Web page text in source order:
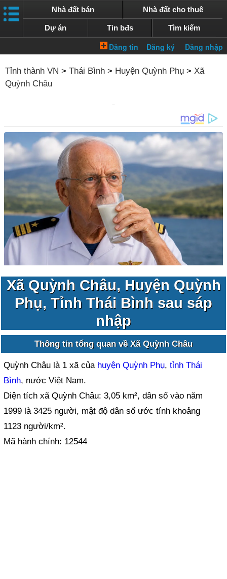
Nhà đất bán Nhà đất cho thuê
Dự án Tin bđs Tìm kiếm
Tỉnh thành VN > Thái Bình > Huyện Quỳnh Phụ > Xã
Quỳnh Châu
Xã Quỳnh Châu, Huyện Quỳnh
Phụ, Tỉnh Thái Bình sau sáp
nhập
Thông tin tổng quan về Xã Quỳnh Châu
Quỳnh Châu là 1 xã của huyện Quỳnh Phụ,tỉnh Thái
Bình, nước Việt Nam.
Diện tích xã Quỳnh Châu: 3,05 km², dân số vào năm
1999 là 3425 người, mật độ dân số ước tính khoảng
1123 người/km².
Mã hành chính: 12544